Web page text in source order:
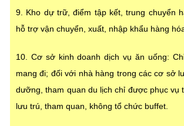
9. Kho dự trữ, điểm tập kết, trung chuyển
hỗ trợ vận chuyển, xuất, nhập khẩu hàng
10. Cơ sở kinh doanh dịch vụ ăn uống:
mang đi; đối với nhà hàng trong các cơ sở
dưỡng, tham quan du lịch chỉ được phục vụ
lưu trú, tham quan, không tổ chức buffet.